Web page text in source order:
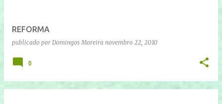
REFORMA
publicado por Domingos Moreira novembro 22, 2010
0